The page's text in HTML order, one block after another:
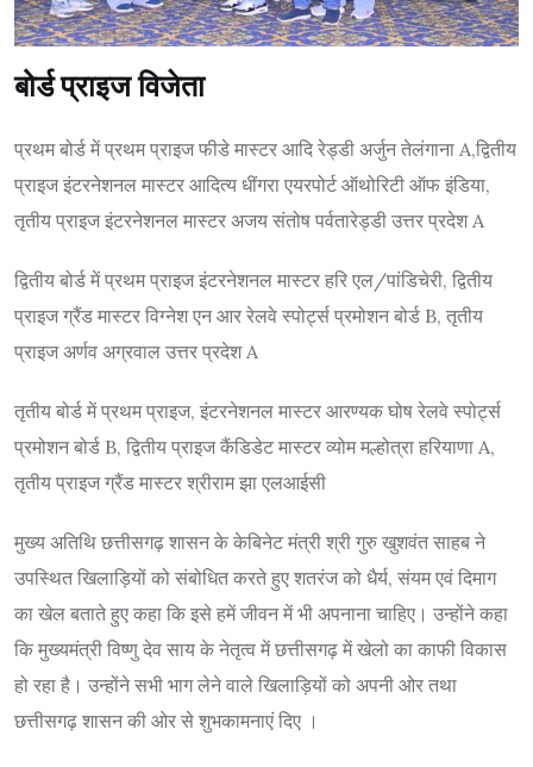
बोर्ड प्राइज विजेता
प्रथम बोर्ड में प्रथम प्राइज फीडे मास्टर आदि रेड्डी अर्जुन तेलंगाना A,द्वितीय
प्राइज इंटरनेशनल मास्टर आदित्य धींगरा एयरपोर्ट ऑथोरिटी ऑफ इंडिया,
तृतीय प्राइज इंटरनेशनल मास्टर अजय संतोष पर्वतारेड्डी उत्तर प्रदेश A
द्वितीय बोर्ड में प्रथम प्राइज इंटरनेशनल मास्टर हरि एल/पांडिचेरी, द्वितीय
प्राइज ग्रैंड मास्टर विग्नेश एन आर रेलवे स्पोर्ट्स प्रमोशन बोर्ड B, तृतीय
प्राइज अर्णव अग्रवाल उत्तर प्रदेश A
तृतीय बोर्ड में प्रथम प्राइज, इंटरनेशनल मास्टर आरण्यक घोष रेलवे स्पोर्ट्स
प्रमोशन बोर्ड B, द्वितीय प्राइज कैंडिडेट मास्टर व्योम मल्होत्रा हरियाणा A,
तृतीय प्राइज ग्रैंड मास्टर श्रीराम झा एलआईसी
मुख्य अतिथि छत्तीसगढ़ शासन के केबिनेट मंत्री श्री गुरु खुशवंत साहब ने
उपस्थित खिलाड़ियों को संबोधित करते हुए शतरंज को धैर्य, संयम एवं दिमाग
का खेल बताते हुए कहा कि इसे हमें जीवन में भी अपनाना चाहिए। उन्होंने कहा
कि मुख्यमंत्री विष्णु देव साय के नेतृत्व में छत्तीसगढ़ में खेलो का काफी विकास
हो रहा है। उन्होंने सभी भाग लेने वाले खिलाड़ियों को अपनी ओर तथा
छत्तीसगढ़ शासन की ओर से शुभकामनाएं दिए ।